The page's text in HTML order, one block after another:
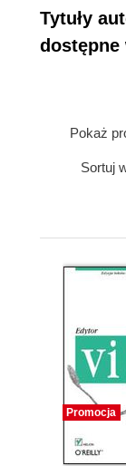
implementacji
Wcześniej
wykładowcą
Tytuły
dostępne
Pokaż
Sortuj
Promocja